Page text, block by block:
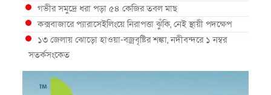
গভীর সমুদ্রে ধরা পড়া ৫৪ কেজির তবল মাছ
কক্সবাজারে প্যারাসেইলিংয়ে নিরাপত্তা ঝুঁকি, নেই স্থায়ী পদক্ষেপ
১৩ জেলায় ঝোড়ো হাওয়া-বজ্রবৃষ্টির শঙ্কা, নদীবন্দরে ১ নম্বর
সতর্কসংকেত
দেশের ৫ জেলায় বন্যার শঙ্কা
দেশের বিভিন্ন অঞ্চলে বজ্রবৃষ্টির আভাস, ঢাকার আকাশও মেঘলা